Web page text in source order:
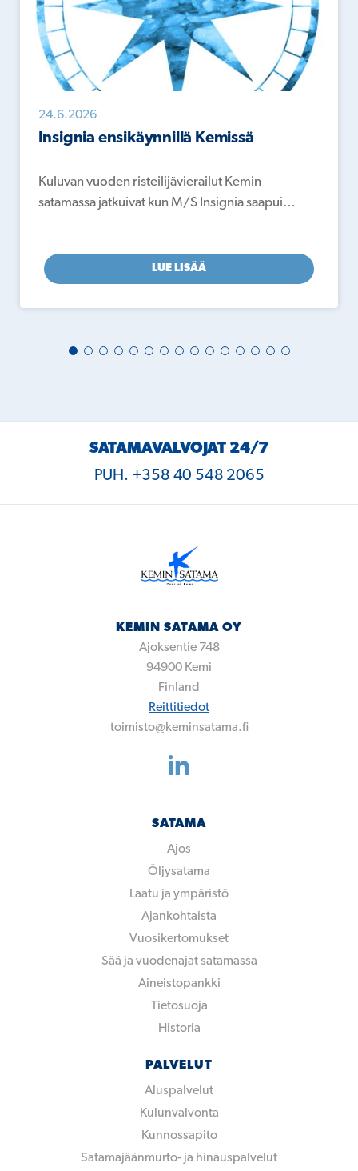
24.6.2026
Insignia ensikäynnillä Kemissä
Kuluvan vuoden risteilijävierailut Kemin
satamassa jatkuivat kun M/S Insignia saapui…
LUE LISÄÄ
SATAMAVALVOJAT 24/7
PUH. +358 40 548 2065
KEMIN SATAMA OY
Ajoksentie 748
94900 Kemi
Finland
Reittitiedot
toimisto@keminsatama.fi
SATAMA
Ajos
Öljysatama
Laatu ja ympäristö
Ajankohtaista
Vuosikertomukset
Sää ja vuodenajat satamassa
Aineistopankki
Tietosuoja
Historia
PALVELUT
Aluspalvelut
Kulunvalvonta
Kunnossapito
Satamajäänmurto- ja hinauspalvelut